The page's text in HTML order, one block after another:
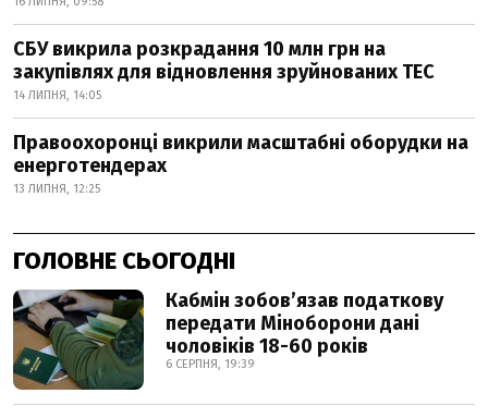
СБУ викрила розкрадання 10 млн грн на
закупівлях для відновлення зруйнованих ТЕС
14 ЛИПНЯ, 14:05
Правоохоронці викрили масштабні оборудки на
енерготендерах
13 ЛИПНЯ, 12:25
ГОЛОВНЕ СЬОГОДНІ
Кабмін зобовʼязав податкову
передати Міноборони дані
чоловіків 18-60 років
6 СЕРПНЯ, 19:39